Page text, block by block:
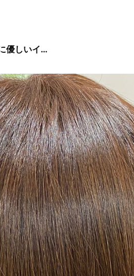
頭皮と髪に優しいイノアカラー 12900円